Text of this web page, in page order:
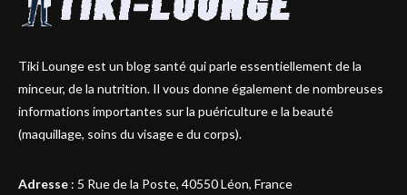
Tiki Lounge est un blog santé qui parle essentiellement de la
minceur, de la nutrition. Il vous donne également de nombreuses
informations importantes sur la puériculture e la beauté
(maquillage, soins du visage e du corps).
Adresse : 5 Rue de la Poste, 40550 Léon, France